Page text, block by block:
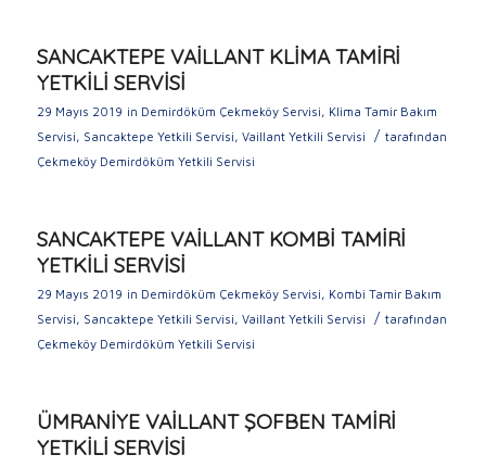
SANCAKTEPE VAİLLANT KLİMA TAMİRİ
YETKİLİ SERVİSİ
29 Mayıs 2019 in Demirdöküm Çekmeköy Servisi, Klima Tamir Bakım
Servisi, Sancaktepe Yetkili Servisi, Vaillant Yetkili Servisi / tarafından
Çekmeköy Demirdöküm Yetkili Servisi
SANCAKTEPE VAİLLANT KOMBİ TAMİRİ
YETKİLİ SERVİSİ
29 Mayıs 2019 in Demirdöküm Çekmeköy Servisi, Kombi Tamir Bakım
Servisi, Sancaktepe Yetkili Servisi, Vaillant Yetkili Servisi / tarafından
Çekmeköy Demirdöküm Yetkili Servisi
ÜMRANİYE VAİLLANT ŞOFBEN TAMİRİ
YETKİLİ SERVİSİ